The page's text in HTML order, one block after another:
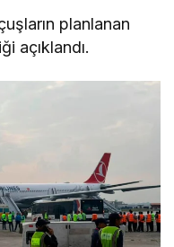
planlanan
açıklandı.